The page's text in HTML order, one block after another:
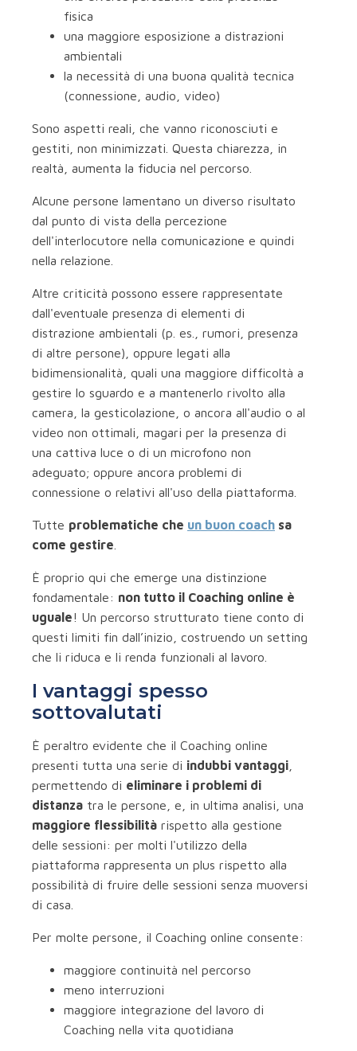
fisica
una maggiore esposizione a distrazioni
ambientali
la necessità di una buona qualità tecnica
(connessione, audio, video)
Sono aspetti reali, che vanno riconosciuti e
gestiti, non minimizzati. Questa chiarezza, in
realtà, aumenta la fiducia nel percorso.
Alcune persone lamentano un diverso risultato
dal punto di vista della percezione
dell'interlocutore nella comunicazione e quindi
nella relazione.
Altre criticità possono essere rappresentate
dall'eventuale presenza di elementi di
distrazione ambientali (p. es., rumori, presenza
di altre persone), oppure legati alla
bidimensionalità, quali una maggiore difficoltà a
gestire lo sguardo e a mantenerlo rivolto alla
camera, la gesticolazione, o ancora all'audio o al
video non ottimali, magari per la presenza di
una cattiva luce o di un microfono non
adeguato; oppure ancora problemi di
connessione o relativi all'uso della piattaforma.
Tutte problematiche che un buon coach sa
come gestire
È proprio qui che emerge una distinzione
fondamentale: non tutto il Coaching online è
uguale! Un percorso strutturato tiene conto di
questi limiti fin dall’inizio, costruendo un setting
che li riduca e li renda funzionali al lavoro.
I vantaggi spesso
sottovalutati
È peraltro evidente che il Coaching online
presenti tutta una serie di indubbi vantaggi
permettendo di eliminare i problemi di
distanza tra le persone, e, in ultima analisi, una
maggiore flessibilità rispetto alla gestione
delle sessioni: per molti l'utilizzo della
piattaforma rappresenta un plus rispetto alla
possibilità di fruire delle sessioni senza muoversi
di casa.
Per molte persone, il Coaching online consente:
maggiore continuità nel percorso
meno interruzioni
maggiore integrazione del lavoro di
Coaching nella vita quotidiana